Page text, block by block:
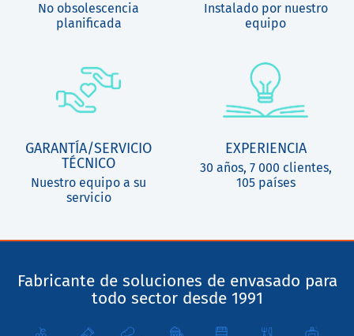
No obsolescencia
planificada
Instalado por nuestro
equipo
GARANTÍA/SERVICIO
TÉCNICO
Nuestro equipo a su
servicio
EXPERIENCIA
30 años, 7 000 clientes,
105 países
Fabricante de soluciones de envasado para
todo sector desde 1991